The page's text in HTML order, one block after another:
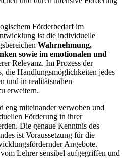
Förderbedarf im
ist die individuelle
Wahrnehmung,
sowie im emotionalen und
Relevanz. Im Prozess der
die Handlungsmöglichkeiten jedes
und in realitätsnahen
erweitern.
eng miteinander verwoben und
Förderung in ihrer
Die genaue Kenntnis des
ist Voraussetzung für die
Angebote.
Lehrer sensibel aufgegriffen und